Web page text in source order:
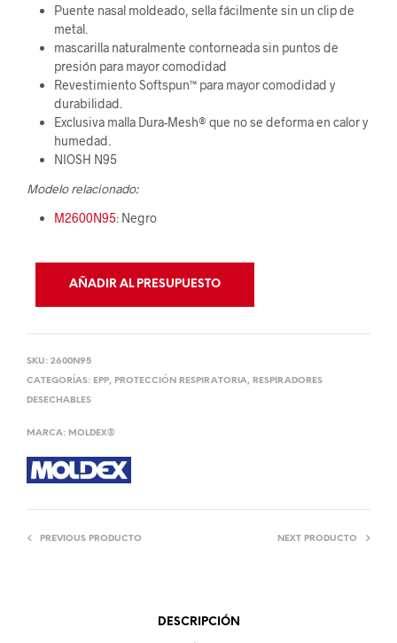
Puente nasal moldeado, sella fácilmente sin un clip de
metal.
mascarilla naturalmente contorneada sin puntos de
presión para mayor comodidad
Revestimiento Softspun™ para mayor comodidad y
durabilidad.
Exclusiva malla Dura-Mesh® que no se deforma en calor y
humedad.
NIOSH N95
Modelo relacionado:
M2600N95: Negro
AÑADIR AL PRESUPUESTO
SKU: 2600N95
CATEGORÍAS: EPP, PROTECCIÓN RESPIRATORIA, RESPIRADORES
DESECHABLES
MARCA: MOLDEX®
PREVIOUS PRODUCTO NEXT PRODUCTO
DESCRIPCIÓN